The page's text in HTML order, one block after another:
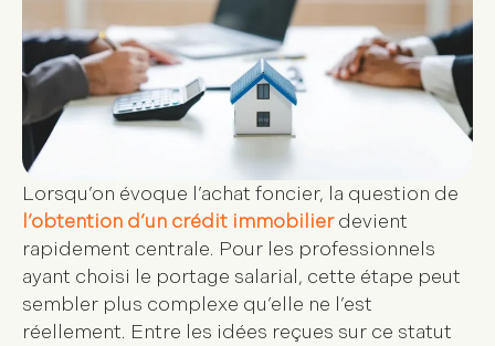
Lorsqu’on évoque l’achat foncier, la question de
l’obtention d’un crédit immobilierdevient
rapidement centrale. Pour les professionnels
ayant choisi le portage salarial , cette étape peut
sembler plus complexe qu’elle ne l’est
réellement. Entre les idées reçues sur ce statut